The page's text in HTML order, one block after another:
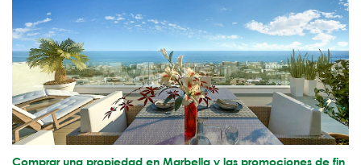
​Comprar una propiedad en Marbella y las promociones de fin